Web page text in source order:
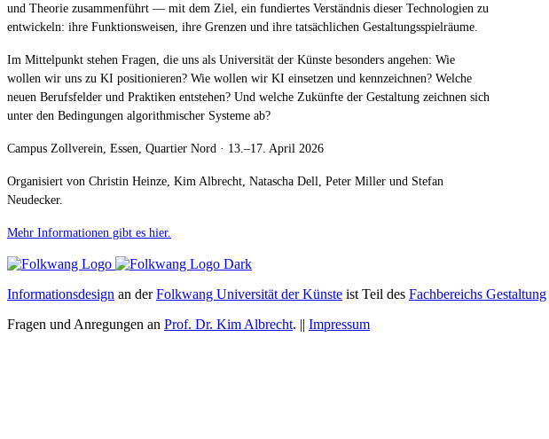
und Theorie zusammenführt — mit dem Ziel, ein fundiertes Verständnis dieser Technologien zu
entwickeln: ihre Funktionsweisen, ihre Grenzen und ihre tatsächlichen Gestaltungsspielräume.
Im Mittelpunkt stehen Fragen, die uns als Universität der Künste besonders angehen: Wie
wollen wir uns zu KI positionieren? Wie wollen wir KI einsetzen und kennzeichnen? Welche
neuen Berufsfelder und Praktiken entstehen? Und welche Zukünfte der Gestaltung zeichnen sich
unter den Bedingungen algorithmischer Systeme ab?
Campus Zollverein, Essen, Quartier Nord · 13.–17. April 2026
Organisiert von Christin Heinze, Kim Albrecht, Natascha Dell, Peter Miller und Stefan
Neudecker.
Mehr Informationen gibt es hier.
Informationsdesign an derFolkwang Universität der Künste ist Teil des Fachbereichs Gestaltung
Fragen und Anregungen an Prof. Dr. Kim Albrecht. || Impressum